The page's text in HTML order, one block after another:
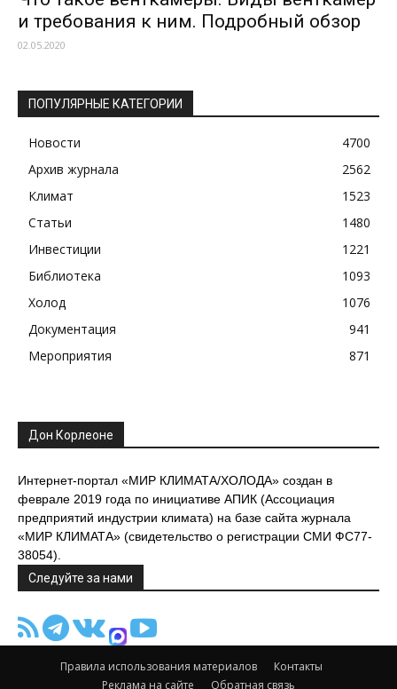
и требования к ним. Подробный обзор
02.05.2020
ПОПУЛЯРНЫЕ КАТЕГОРИИ
Новости
4700
Архив журнала
2562
Климат
1523
Статьи
1480
Инвестиции
1221
Библиотека
1093
Холод
1076
Документация
941
Мероприятия
871
Дон Корлеоне
Интернет-портал «МИР КЛИМАТА/ХОЛОДА» создан в
феврале 2019 года по инициативе АПИК (Ассоциация
предприятий индустрии климата) на базе сайта журнала
«МИР КЛИМАТА» (свидетельство о регистрации СМИ ФС77-
38054).
Следуйте за нами
Правила использования материалов
Контакты
Реклама на сайте
Обратная связь